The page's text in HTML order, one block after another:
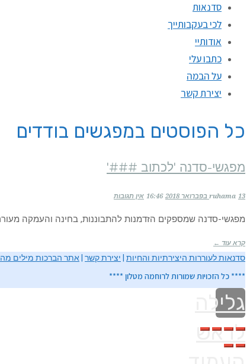
סדנאות
לכי בעקבותייך
אודותיי
כתבו עלי
על הבמה
יצירת קשר
כל הפוסטים במפגשים בודדים
מפגשי-סדנה 'לכתוב ###'
ruhama 13 בפברואר 2018 16:46 אין תגובות
מפגשי-סדנה שמספקים הזדמנות להתבוננות, בחינה והעמקה
קרא עוד ←
סדנאות לעוררות היצירתיות והחיות יצירת קשר אתר הברכות מילים
**** כל הזכויות שמורות לרוחמה מטלון ****
גלילה
לראש